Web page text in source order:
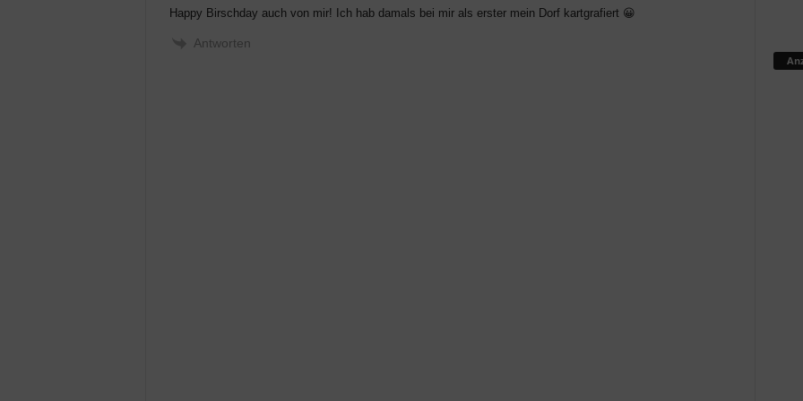
Happy Birschday auch von mir! Ich hab damals bei mir als erster mein Dorf kartgrafiert 😀
Antworten